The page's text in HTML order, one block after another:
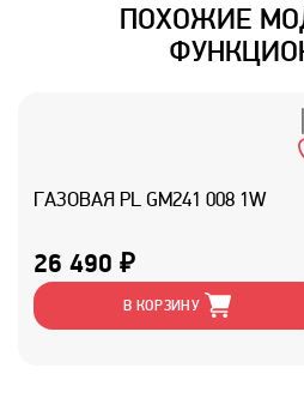
ПОХОЖИЕ
ГАЗОВАЯ PL GM241 008 1W
26 490 ₽
В КОРЗИНУ